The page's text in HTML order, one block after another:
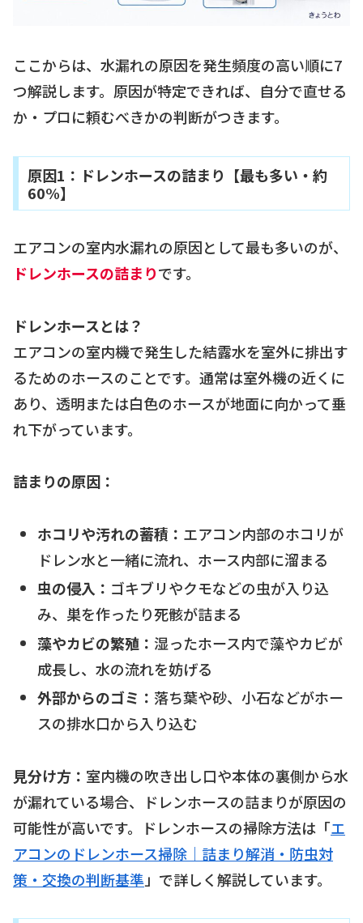
ここからは、水漏れの原因を発生頻度の高い順に7
つ解説します。原因が特定できれば、自分で直せる
か・プロに頼むべきかの判断がつきます。
原因1：ドレンホースの詰まり【最も多い・約
60%】
エアコンの室内水漏れの原因として最も多いのが、
ドレンホースの詰まりです。
ドレンホースとは？
エアコンの室内機で発生した結露水を室外に排出す
るためのホースのことです。通常は室外機の近くに
あり、透明または白色のホースが地面に向かって垂
れ下がっています。
詰まりの原因：
ホコリや汚れの蓄積： エアコン内部のホコリが
ドレン水と一緒に流れ、ホース内部に溜まる
虫の侵入： ゴキブリやクモなどの虫が入り込
み、巣を作ったり死骸が詰まる
藻やカビの繁殖： 湿ったホース内で藻やカビが
成長し、水の流れを妨げる
外部からのゴミ： 落ち葉や砂、小石などがホー
スの排水口から入り込む
見分け方： 室内機の吹き出し口や本体の裏側から水
が漏れている場合、ドレンホースの詰まりが原因の
可能性が高いです。ドレンホースの掃除方法は「エ
アコンのドレンホース掃除｜詰まり解消・防虫対
策・交換の判断基準」で詳しく解説しています。